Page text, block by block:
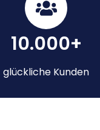
10.000+
glückliche Kunden